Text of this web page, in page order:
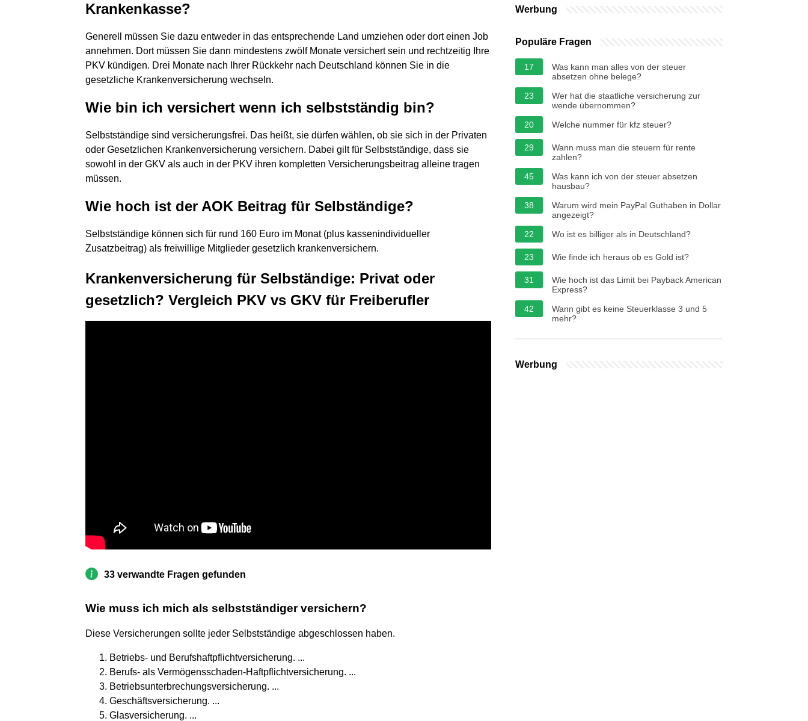
Krankenkasse?
Generell müssen Sie dazu entweder in das entsprechende Land umziehen oder dort einen Job
annehmen. Dort müssen Sie dann mindestens zwölf Monate versichert sein und rechtzeitig Ihre
PKV kündigen. Drei Monate nach Ihrer Rückkehr nach Deutschland können Sie in die
gesetzliche Krankenversicherung wechseln.
Wie bin ich versichert wenn ich selbstständig bin?
Selbstständige sind versicherungsfrei. Das heißt, sie dürfen wählen, ob sie sich in der Privaten
oder Gesetzlichen Krankenversicherung versichern. Dabei gilt für Selbstständige, dass sie
sowohl in der GKV als auch in der PKV ihren kompletten Versicherungsbeitrag alleine tragen
müssen.
Wie hoch ist der AOK Beitrag für Selbständige?
Selbstständige können sich für rund 160 Euro im Monat (plus kassenindividueller
Zusatzbeitrag) als freiwillige Mitglieder gesetzlich krankenversichern.
Krankenversicherung für Selbständige: Privat oder
gesetzlich? Vergleich PKV vs GKV für Freiberufler
33 verwandte Fragen gefunden
Wie muss ich mich als selbstständiger versichern?
Diese Versicherungen sollte jeder Selbstständige abgeschlossen haben.
Betriebs- und Berufshaftpflichtversicherung. ...
Berufs- als Vermögensschaden-Haftpflichtversicherung. ...
Betriebsunterbrechungsversicherung. ...
Geschäftsversicherung. ...
Glasversicherung. ...
Werbung
Populäre Fragen
17
Was kann man alles von der steuer
absetzen ohne belege?
23
Wer hat die staatliche versicherung zur
wende übernommen?
20
Welche nummer für kfz steuer?
29
Wann muss man die steuern für rente
zahlen?
45
Was kann ich von der steuer absetzen
hausbau?
38
Warum wird mein PayPal Guthaben in Dollar
angezeigt?
22
Wo ist es billiger als in Deutschland?
23 Wie finde ich heraus ob es Gold ist?
31
Wie hoch ist das Limit bei Payback American
Express?
42
Wann gibt es keine Steuerklasse 3 und 5
mehr?
Werbung